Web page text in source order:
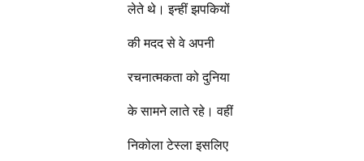
लेते थे। इन्हीं झपकियों
की मदद से वे अपनी
रचनात्मकता को दुनिया
के सामने लाते रहे। वहीं
निकोला टेस्ला इसलिए